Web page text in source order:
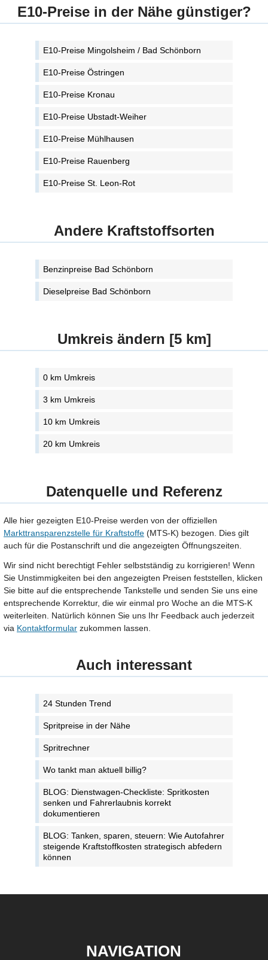
E10-Preise in der Nähe günstiger?
E10-Preise Mingolsheim / Bad Schönborn
E10-Preise Östringen
E10-Preise Kronau
E10-Preise Ubstadt-Weiher
E10-Preise Mühlhausen
E10-Preise Rauenberg
E10-Preise St. Leon-Rot
Andere Kraftstoffsorten
Benzinpreise Bad Schönborn
Dieselpreise Bad Schönborn
Umkreis ändern [5 km]
0 km Umkreis
3 km Umkreis
10 km Umkreis
20 km Umkreis
Datenquelle und Referenz
Alle hier gezeigten E10-Preise werden von der offiziellen
Markttransparenzstelle für Kraftstoffe (MTS-K) bezogen. Dies gilt
auch für die Postanschrift und die angezeigten Öffnungszeiten.
Wir sind nicht berechtigt Fehler selbstständig zu korrigieren! Wenn
Sie Unstimmigkeiten bei den angezeigten Preisen feststellen, klicken
Sie bitte auf die entsprechende Tankstelle und senden Sie uns eine
entsprechende Korrektur, die wir einmal pro Woche an die MTS-K
weiterleiten. Natürlich können Sie uns Ihr Feedback auch jederzeit
via Kontaktformular zukommen lassen.
Auch interessant
24 Stunden Trend
Spritpreise in der Nähe
Spritrechner
Wo tankt man aktuell billig?
BLOG: Dienstwagen-Checkliste: Spritkosten
senken und Fahrerlaubnis korrekt
dokumentieren
BLOG: Tanken, sparen, steuern: Wie Autofahrer
steigende Kraftstoffkosten strategisch abfedern
können
NAVIGATION